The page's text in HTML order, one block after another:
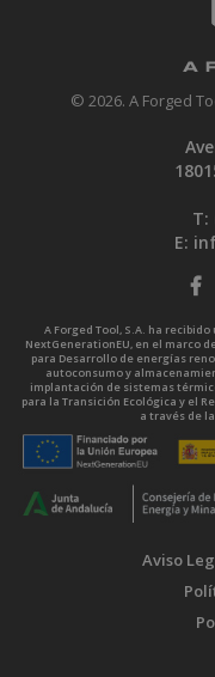
© 2026. A Forged
T:
E:
A Forged Tool, S.A. ha
NextGenerationEU, en el marco
para Desarrollo de energías
autoconsumo y
implantación de sistemas
para la Transición Ecológica y el
a través de
Aviso